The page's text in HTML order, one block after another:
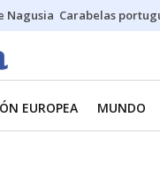
Nagusia Carabelas
EUROPEA MUNDO